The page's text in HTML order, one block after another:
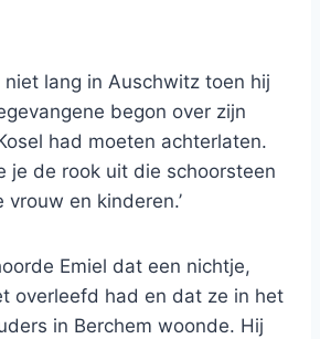
niet lang in Auschwitz toen hij
begon over zijn
had moeten achterlaten.
je de rook uit die schoorsteen
vrouw en kinderen.’
Emiel dat een nichtje,
overleefd had en dat ze in het
in Berchem woonde. Hij